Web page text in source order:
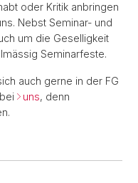
oder Kritik anbringen
Nebst Seminar- und
um die Geselligkeit
Seminarfeste.
auch gerne in der FG
uns, denn